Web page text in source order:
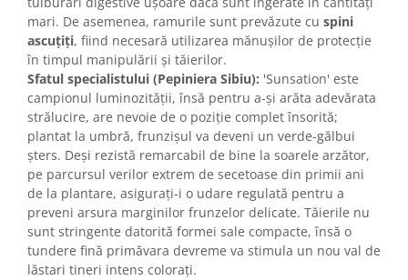
mari. De asemenea, ramurile sunt prevăzute cu spini
ascuțiți, fiind necesară utilizarea mănușilor de protecție
în timpul manipulării și tăierilor.
Sfatul specialistului (Pepiniera Sibiu): 'Sunsation' este
campionul luminozității, însă pentru a-și arăta adevărata
strălucire, are nevoie de o poziție complet însorită;
plantat la umbră, frunzișul va deveni un verde-gălbui
șters. Deși rezistă remarcabil de bine la soarele arzător,
pe parcursul verilor extrem de secetoase din primii ani
de la plantare, asigurați-i o udare regulată pentru a
preveni arsura marginilor frunzelor delicate. Tăierile nu
sunt stringente datorită formei sale compacte, însă o
tundere fină primăvara devreme va stimula un nou val de
lăstari tineri intens colorați.